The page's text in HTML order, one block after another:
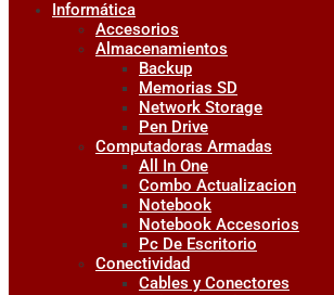
Informática
Accesorios
Almacenamientos
Backup
Memorias SD
Network Storage
Pen Drive
Computadoras Armadas
All In One
Combo Actualizacion
Notebook
Notebook Accesorios
Pc De Escritorio
Conectividad
Cables y Conectores